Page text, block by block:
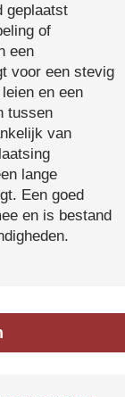
geplaatst
of
een
voor een stevig
en een
tussen
van
lange
Een goed
en is bestand